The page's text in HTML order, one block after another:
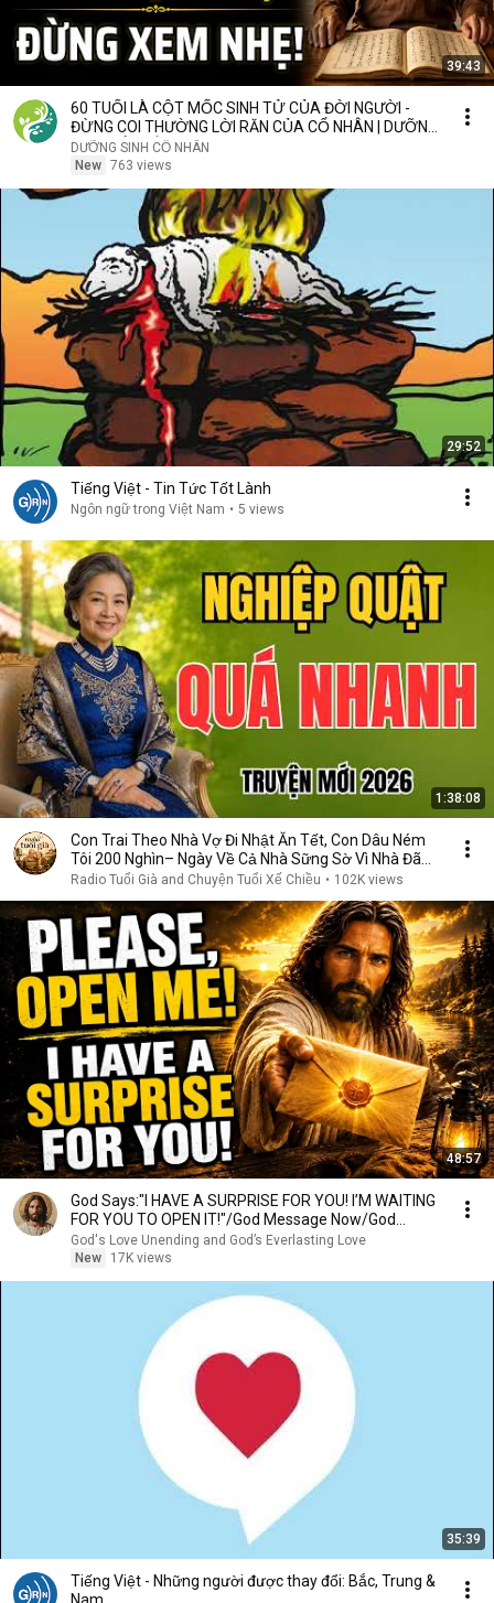
39:43
60 TUỔI LÀ CỘT MỐC SINH TỬ CỦA ĐỜI NGƯỜI -
ĐỪNG COI THƯỜNG LỜI RĂN CỦA CỔ NHÂN | DƯỠNG
SINH CỔ NHÂN
DƯỠNG SINH CỔ NHÂN
New 763 views
29:52
Tiếng Việt - Tin Tức Tốt Lành
Ngôn ngữ trong Việt Nam • 5 views
1:38:08
Con Trai Theo Nhà Vợ Đi Nhật Ăn Tết, Con Dâu Ném
Tôi 200 Nghìn– Ngày Về Cả Nhà Sững Sờ Vì Nhà Đã
Bán
Radio Tuổi Già and Chuyện Tuổi Xế Chiều • 102K views
48:57
God Says:"I HAVE A SURPRISE FOR YOU! I’M WAITING
FOR YOU TO OPEN IT!"/God Message Now/God
Message
God's Love Unending and God’s Everlasting Love
New
17K views
35:39
Tiếng Việt - Những người được thay đổi: Bắc, Trung &